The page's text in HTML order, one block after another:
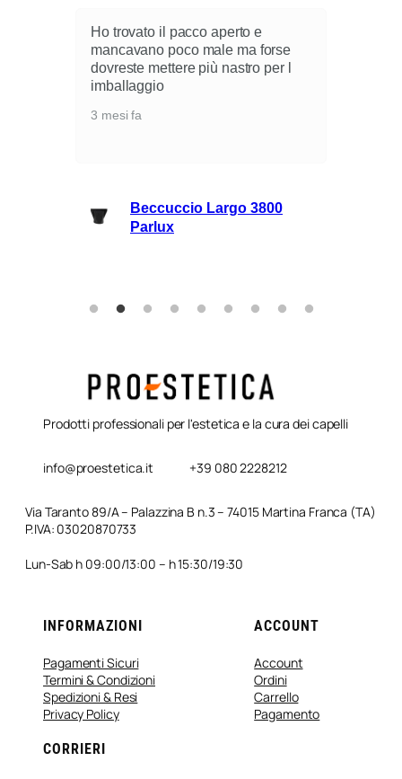
Ho trovato il pacco aperto e
mancavano poco male ma forse
dovreste mettere più nastro per l
imballaggio
3 mesi fa
Beccuccio Largo 3800
Parlux
Prodotti professionali per l'estetica e la cura dei capelli
info@proestetica.it +39 080 2228212
Via Taranto 89/A – Palazzina B n.3 – 74015 Martina Franca (TA)
P.IVA: 03020870733
Lun-Sab h 09:00/13:00 – h 15:30/19:30
INFORMAZIONI
Pagamenti Sicuri
Termini & Condizioni
Spedizioni & Resi
Privacy Policy
ACCOUNT
Account
Ordini
Carrello
Pagamento
CORRIERI